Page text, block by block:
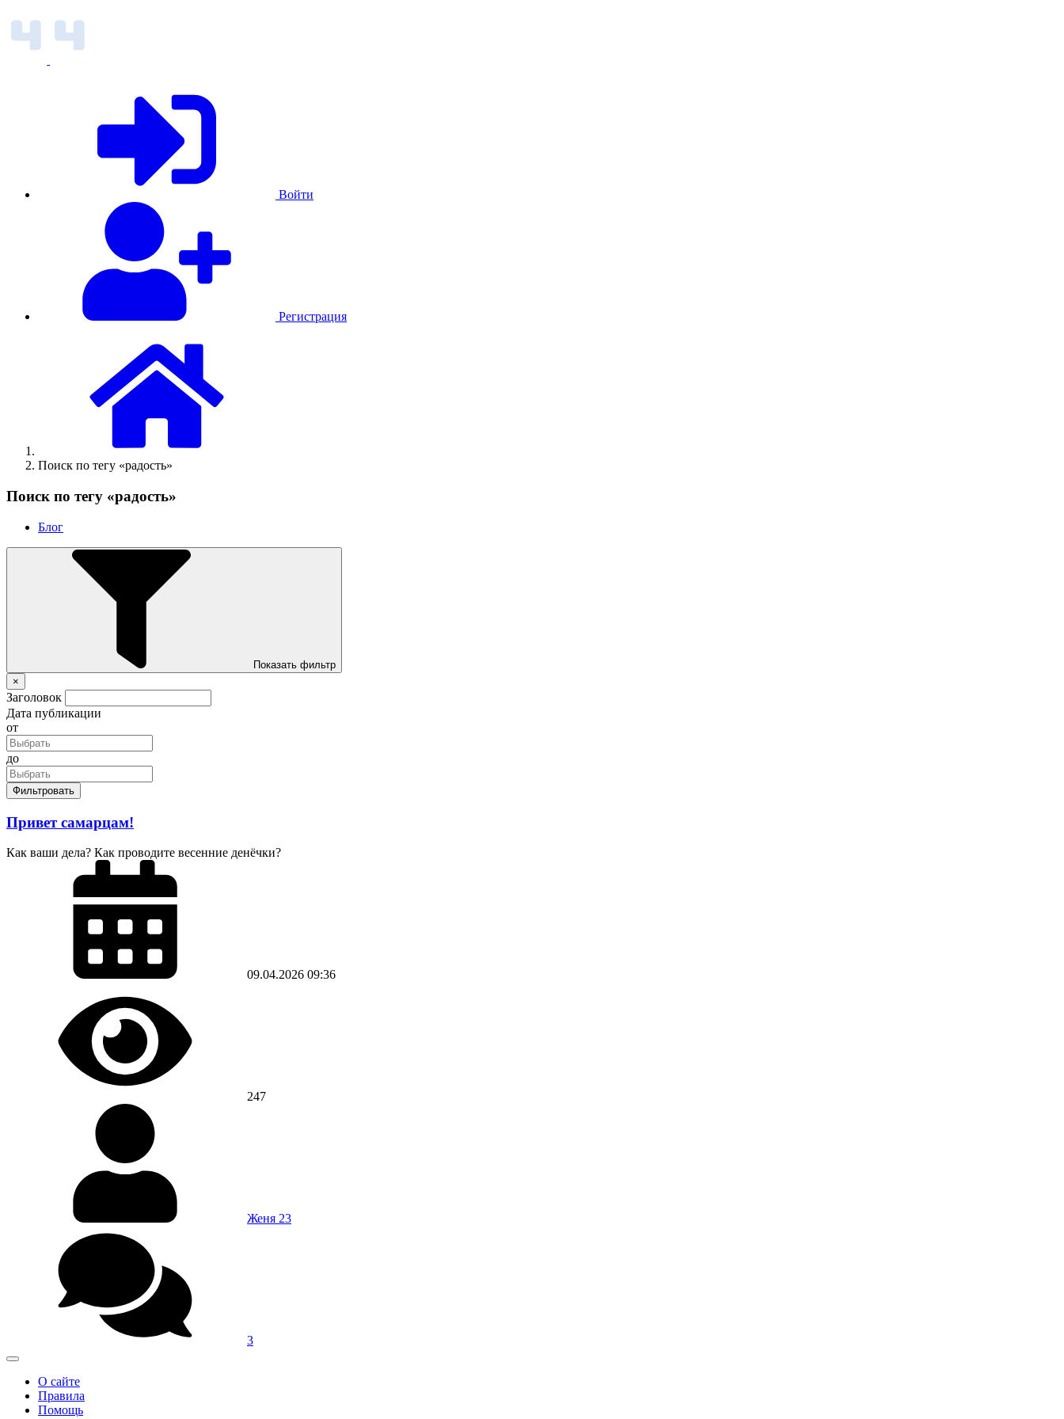
Войти
Регистрация
Поиск по тегу «радость»
Поиск по тегу «радость»
Блог
Показать фильтр
×
Заголовок
Дата публикации
от
до
Фильтровать
Привет самарцам!
Как ваши дела? Как проводите весенние денёчки?
09.04.2026 09:36
247
Женя 23
3
О сайте
Правила
Помощь